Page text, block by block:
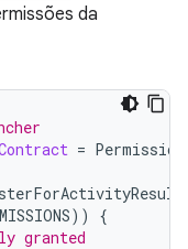
da
=
))
{
granted